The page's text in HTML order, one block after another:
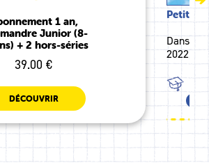
1 an,
Junior (8-
+ 2 hors-séries
39.00 €
DÉCOUVRIR
Petite
Dans ce
2022, la